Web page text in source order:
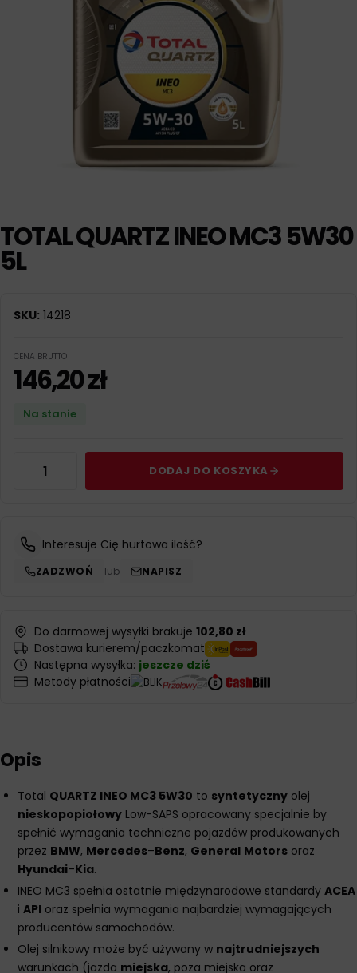
TOTAL QUARTZ INEO MC3 5W30
5L
SKU: 14218
CENA BRUTTO
146,20zł
Na stanie
DODAJ DO KOSZYKA
Interesuje Cię hurtowa ilość?
ZADZWOŃ lub NAPISZ
Do darmowej wysyłki brakuje 102,80 zł
Dostawa kurierem/paczkomat
Następna wysyłka: jeszcze dziś
Metody płatności
Opis
Total QUARTZ INEO MC3 5W30 to syntetyczny olej
nieskopopiołowy Low-SAPS opracowany specjalnie by
spełnić wymagania techniczne pojazdów produkowanych
przez BMW, Mercedes–Benz, General Motors oraz
Hyundai–Kia.
INEO MC3 spełnia ostatnie międzynarodowe standardy ACEA
i API oraz spełnia wymagania najbardziej wymagających
producentów samochodów.
Olej silnikowy może być używany w najtrudniejszych
warunkach (jazda miejska, poza miejska oraz